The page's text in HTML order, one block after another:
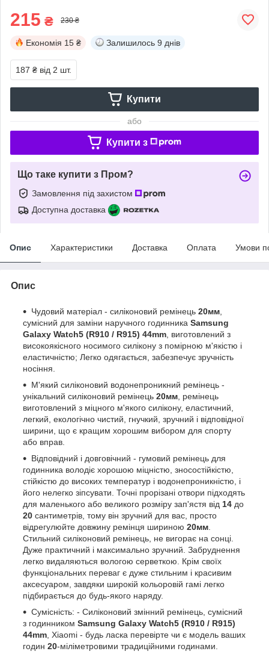
215 ₴ 230 ₴
Економія 15 ₴ Залишилось 9 днів
187 ₴ від 2 шт.
Купити
або
Купити з
Що таке купити з Пром?
Замовлення під захистом
Доступна доставка
Опис Характеристики Доставка Оплата Умови
Опис
Чудовий матеріал - силіконовий ремінець 20мм
сумісний для заміни наручного годинника Samsung
Galaxy Watch5 (R910 / R915) 44mm , виготовлений з
високоякісного носимого силікону з помірною м'якістю і
еластичністю; Легко одягається, забезпечує зручність
носіння.
М'який силіконовий водонепроникний ремінець -
унікальний силіконовий ремінець 20мм , ремінець
виготовлений з міцного м'якого силікону, еластичний,
легкий, екологічно чистий, гнучкий, зручний і відповідної
ширини, що є кращим хорошим вибором для спорту
або вправ.
Відповідний і довговічний - гумовий ремінець для
годинника володіє хорошою міцністю, зносостійкістю,
стійкістю до високих температур і водонепроникністю, і
його нелегко зіпсувати. Точні прорізані отвори підходять
для маленького або великого розміру зап'ястя від 14 до
20 сантиметрів, тому він зручний для вас, просто
відрегулюйте довжину ремінця шириною 20мм
Стильний силіконовий ремінець, не вигорає на сонці.
Дуже практичний і максимально зручний. Забруднення
легко видаляються вологою серветкою. Крім своїх
функціональних переваг є дуже стильним і красивим
аксесуаром, завдяки широкій кольоровій гамі легко
підбирається до будь-якого наряду.
Сумісність: - Силіконовий змінний ремінець, сумісний
з годинником Samsung Galaxy Watch5 (R910 / R915)
44mm , Xiaomi - будь ласка перевірте чи є модель ваших
годин 20-міліметровими традиційними годинами.